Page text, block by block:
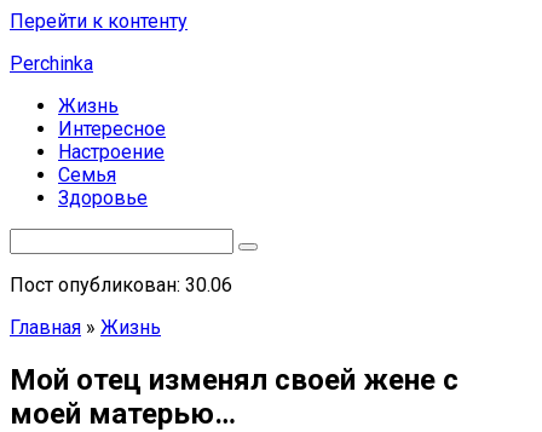
Перейти к контенту
Perchinka
Жизнь
Интересное
Настроение
Семья
Здоровье
Пост опубликован: 30.06
Главная » Жизнь
Мой отец изменял своей жене с
моей матерью…